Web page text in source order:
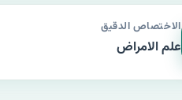
الاختصاص الدقيق
علم الامراض